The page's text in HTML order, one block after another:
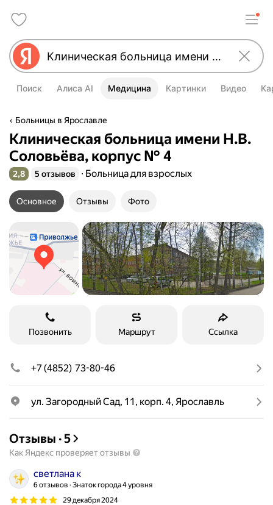
Поиск Алиса AI Медицина Картинки Видео
Больницы в Ярославле
Клиническая больница имени Н.В.
Соловьёва, корпус № 4
Рейтинг 2,8 из 5
2,8 5 отзывов Больница для взрослых
Основное Отзывы Фото
Позвонить Маршрут Ссылка
+7 (4852) 73-80-46
ул. Загородный Сад, 11, корп. 4, Ярославль
Отзывы ·5
Как Яндекс проверяет отзывы
светлана к
6 отзывов Знаток города 4 уровня
29 декабря 2024